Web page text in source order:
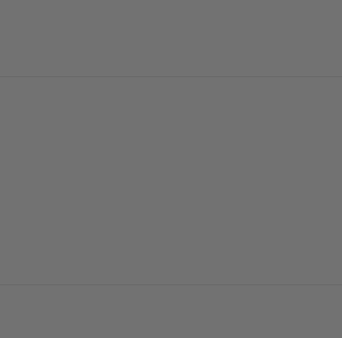
de nombreuses recettes à base de nos produits,
livres consacrés à la diète hyperprotéinée, à la